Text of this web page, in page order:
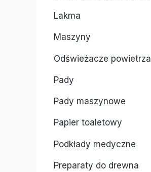
Lakma
Maszyny
Odświeżacze powietrza
Pady
Pady maszynowe
Papier toaletowy
Podkłady medyczne
Preparaty do drewna